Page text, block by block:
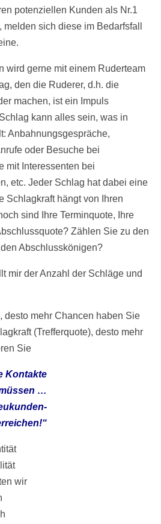
potenziellen Kunden als Nr.1
sich diese im Bedarfsfall
wird gerne mit einem Ruderteam
den die Ruderer, d.h. die
machen, ist ein Impuls
kann alles sein, was in
Anbahnungsgespräche,
oder Besuche bei
mit Interessenten bei
etc. Jeder Schlag hat dabei eine
Schlagkraft hängt von Ihren
sind Ihre Terminquote, Ihre
Zählen Sie zu den
Abschlusskönigen?
mir der Anzahl der Schläge und
desto mehr Chancen haben Sie
(Trefferquote), desto mehr
Sie
Kontakte
…
wir